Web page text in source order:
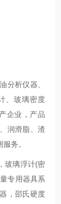
分析仪器、
、玻璃密度
企业，产品
润滑脂、渣
务。
玻璃浮计(密
专用器具系
，邵氏硬度